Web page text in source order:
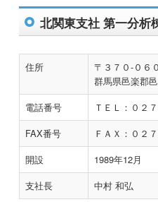
北関東支社 第一分析
住所
〒３７０-０６
群馬県邑楽郡
電話番号
ＴＥＬ：０２
FAX番号
ＦＡＸ：０２
開設
1989年12月
支社長
中村 和弘